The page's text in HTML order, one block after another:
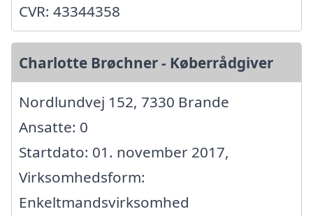
CVR: 43344358
Charlotte Brøchner - Køberrådgiver
Nordlundvej 152, 7330 Brande
Ansatte: 0
Startdato: 01. november 2017,
Virksomhedsform:
Enkeltmandsvirksomhed